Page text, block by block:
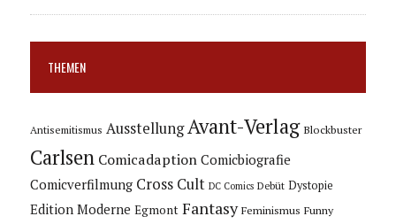
THEMEN
Antisemitismus Ausstellung Avant-Verlag Blockbuster
Carlsen Comicadaption Comicbiografie
Comicverfilmung Cross Cult DC Comics Debüt Dystopie
Edition Moderne Egmont Fantasy Feminismus Funny